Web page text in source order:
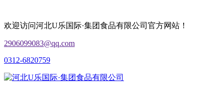
欢迎访问河北U乐国际·集团食品有限公司官方网站！
2906099083@qq.com
0312-6820759